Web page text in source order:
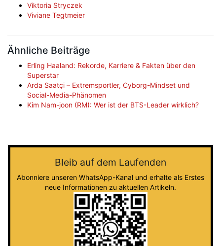
Viktoria Stryczek
Viviane Tegtmeier
Ähnliche Beiträge
Erling Haaland: Rekorde, Karriere & Fakten über den
Superstar
Arda Saatçi – Extremsportler, Cyborg-Mindset und
Social-Media-Phänomen
Kim Nam-joon (RM): Wer ist der BTS-Leader wirklich?
Bleib auf dem Laufenden
Abonniere unseren WhatsApp-Kanal und erhalte als Erstes
neue Informationen zu aktuellen Artikeln.